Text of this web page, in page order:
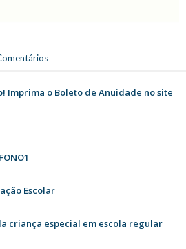
Imprima o Boleto de Anuidade no site
Escolar
criança especial em escola regular